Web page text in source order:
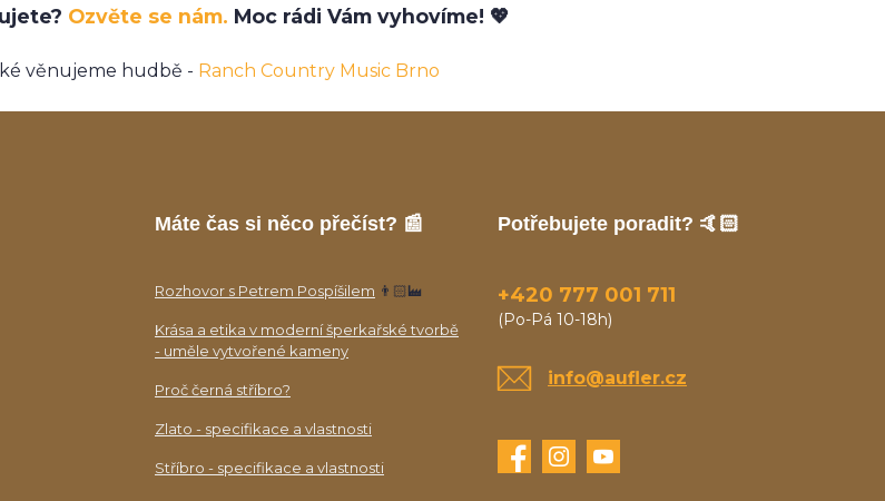
Ozvěte se nám. Moc rádi Vám vyhovíme! 💖
věnujeme hudbě - Ranch Country Music Brno
Máte čas si něco přečíst? 📰
Rozhovor s Petrem Pospíšilem 👨🏻‍🏭
Krása a etika v moderní šperkařské tvorbě
- uměle vytvořené kameny
Proč černá stříbro?
Zlato - specifikace a vlastnosti
Stříbro - specifikace a vlastnosti
Potřebujete poradit? 🤙🏻
+420 777 001 711
(Po-Pá 10-18h)
info@aufler.cz